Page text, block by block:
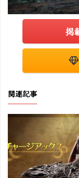
掲
関連記事